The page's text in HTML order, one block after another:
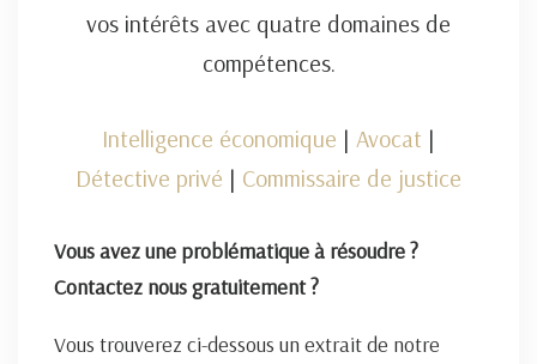
vos intérêts avec quatre domaines de
compétences.
Intelligence économique | Avocat |
Détective privé | Commissaire de justice
Vous avez une problématique à résoudre ?
Contactez nous gratuitement ?
Vous trouverez ci-dessous un extrait de notre